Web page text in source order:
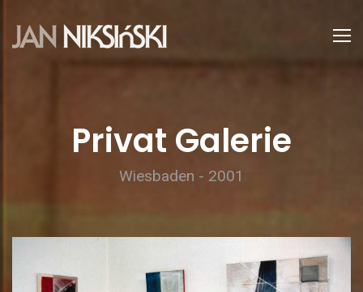
Privat Galerie
Wiesbaden - 2001